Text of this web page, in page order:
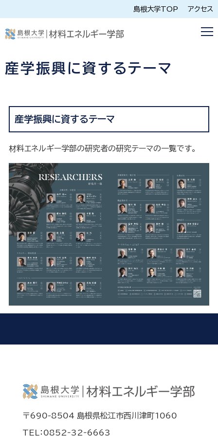
島根大学TOP アクセス
産学振興に資するテーマ
産学振興に資するテーマ
材料エネルギー学部の研究者の研究テーマの一覧です。
〒690-8504 島根県松江市西川津町1060
TEL：0852‐32‐6663